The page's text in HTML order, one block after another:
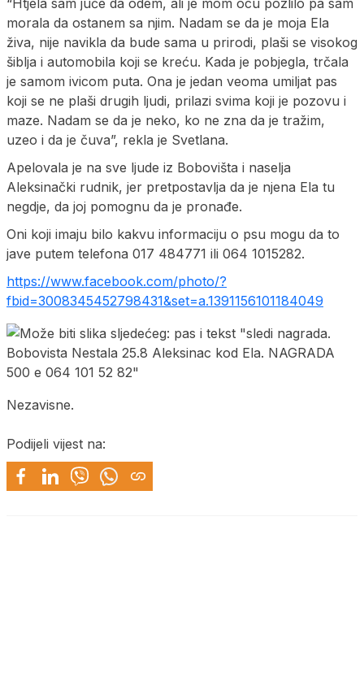
morala da ostanem sa njim. Nadam se da je moja Ela
živa, nije navikla da bude sama u prirodi, plaši se visokog
šiblja i automobila koji se kreću. Kada je pobjegla, trčala
je samom ivicom puta. Ona je jedan veoma umiljat pas
koji se ne plaši drugih ljudi, prilazi svima koji je pozovu i
maze. Nadam se da je neko, ko ne zna da je tražim,
uzeo i da je čuva”, rekla je Svetlana.
Apelovala je na sve ljude iz Bobovišta i naselja
Aleksinački rudnik, jer pretpostavlja da je njena Ela tu
negdje, da joj pomognu da je pronađe.
Oni koji imaju bilo kakvu informaciju o psu mogu da to
jave putem telefona 017 484771 ili 064 1015282.
https://www.facebook.com/photo/?
fbid=3008345452798431&set=a.1391156101184049
Nezavisne.
Podijeli vijest na: